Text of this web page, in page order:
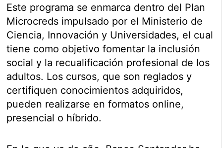
Este programa se enmarca dentro del Plan
Microcreds impulsado por el Ministerio de
Ciencia, Innovación y Universidades, el cual
tiene como objetivo fomentar la inclusión
social y la recualificación profesional de los
adultos. Los cursos, que son reglados y
certifiquen conocimientos adquiridos,
pueden realizarse en formatos online,
presencial o híbrido.